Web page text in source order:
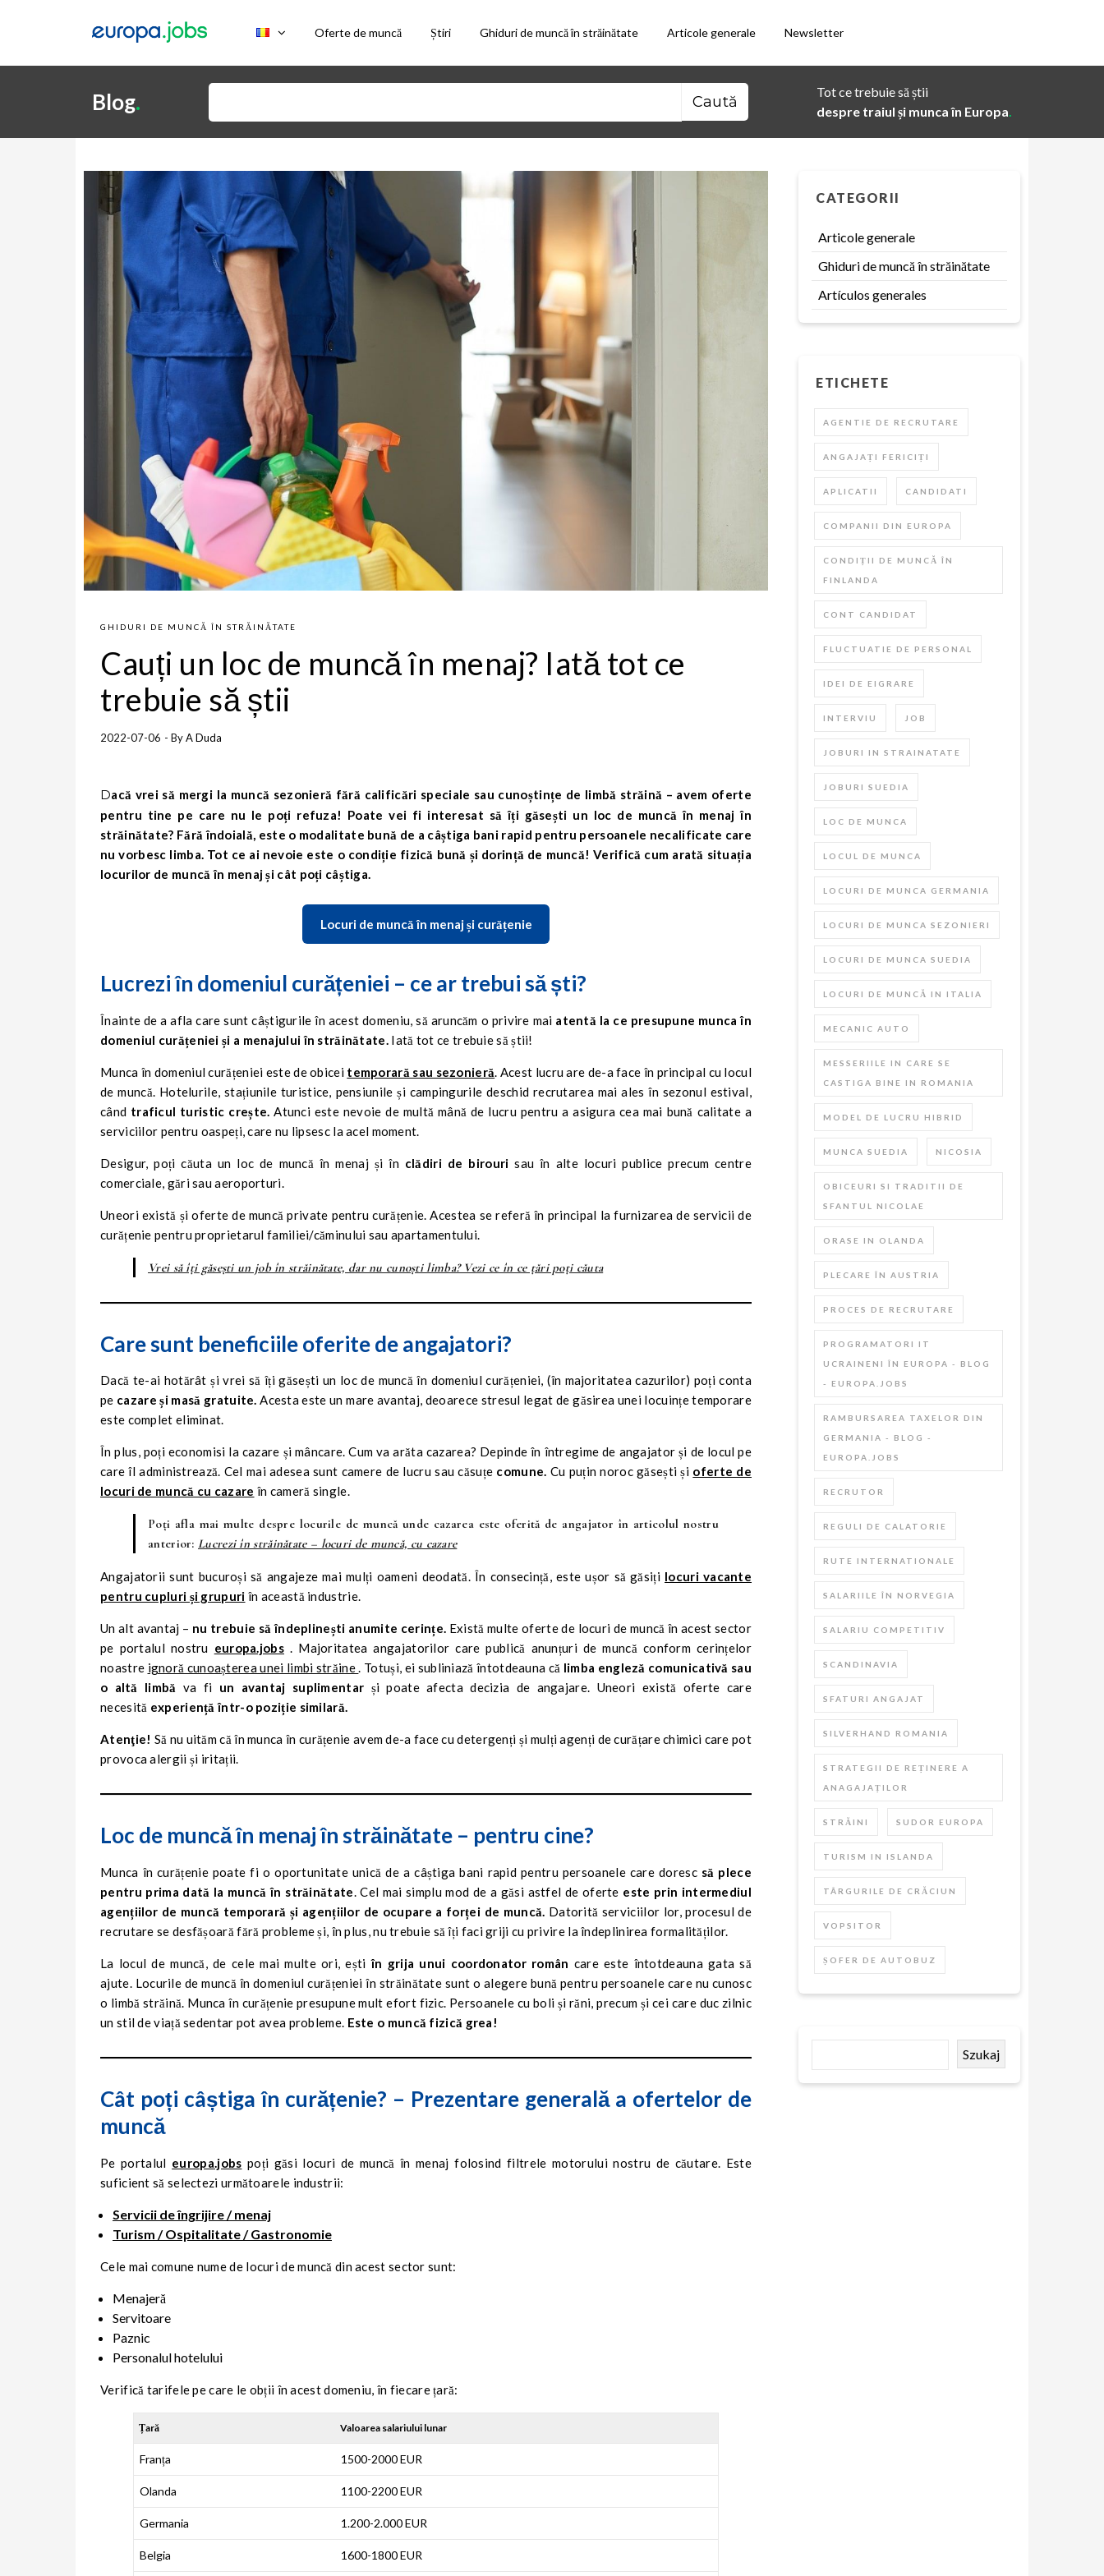
Oferte de muncă Știri Ghiduri de muncă în străinătate Articole generale Newsletter
Blog. Caută după:
Tot ce trebuie să știi
despre traiul și munca în Europa.
GHIDURI DE MUNCĂ ÎN STRĂINĂTATE
Cauți un loc de muncă în menaj? Iată tot ce
trebuie să știi
2022-07-06 - ByA Duda
Dacă vrei să mergi la muncă sezonieră fără calificări speciale sau cunoștințe de limbă străină – avem oferte
pentru tine pe care nu le poți refuza! Poate vei fi interesat să îți găsești un loc de muncă în menaj în
străinătate? Fără îndoială, este o modalitate bună de a câștiga bani rapid pentru persoanele necalificate care
nu vorbesc limba. Tot ce ai nevoie este o condiție fizică bună și dorință de muncă! Verifică cum arată situația
locurilor de muncă în menaj și cât poți câștiga.
Locuri de muncă în menaj și curățenie
Lucrezi în domeniul curățeniei – ce ar trebui să ști?
Înainte de a afla care sunt câștigurile în acest domeniu, să aruncăm o privire mai atentă la ce presupune munca în
domeniul curățeniei și a menajului în străinătate. Iată tot ce trebuie să știi!
Munca în domeniul curățeniei este de obicei temporară sau sezonieră. Acest lucru are de-a face în principal cu locul
de muncă. Hotelurile, stațiunile turistice, pensiunile și campingurile deschid recrutarea mai ales în sezonul estival,
când traficul turistic crește.Atunci este nevoie de multă mână de lucru pentru a asigura cea mai bună calitate a
serviciilor pentru oaspeți, care nu lipsesc la acel moment.
Desigur, poți căuta un loc de muncă în menaj și în clădiri de birouri sau în alte locuri publice precum centre
comerciale, gări sau aeroporturi.
Uneori există și oferte de muncă private pentru curățenie. Acestea se referă în principal la furnizarea de servicii de
curățenie pentru proprietarul familiei/căminului sau apartamentului.
Vrei să îți găsești un job în străinătate, dar nu cunoști limba? Vezi ce în ce țări poți căuta
Care sunt beneficiile oferite de angajatori?
Dacă te-ai hotărât și vrei să îți găsești un loc de muncă în domeniul curățeniei, (în majoritatea cazurilor) poți conta
pe cazare și masă gratuite.Acesta este un mare avantaj, deoarece stresul legat de găsirea unei locuințe temporare
este complet eliminat.
În plus, poți economisi la cazare și mâncare. Cum va arăta cazarea? Depinde în întregime de angajator și de locul pe
care îl administrează. Cel mai adesea sunt camere de lucru sau căsuțe comune. Cu puțin noroc găsești și oferte de
locuri de muncă cu cazare în cameră single.
Poți afla mai multe despre locurile de muncă unde cazarea este oferită de angajator în articolul nostru
anterior: Lucrezi în străinătate – locuri de muncă, cu cazare
Angajatorii sunt bucuroși să angajeze mai mulți oameni deodată. În consecință, este ușor să găsiți locuri vacante
pentru cupluri și grupuri în această industrie.
Un alt avantaj – nu trebuie să îndeplinești anumite cerințe. Există multe oferte de locuri de muncă în acest sector
pe portalul nostru europa.jobs . Majoritatea angajatorilor care publică anunțuri de muncă conform cerințelor
noastre ignoră cunoașterea unei limbi străine. Totuși, ei subliniază întotdeauna că limba engleză comunicativă sau
o altă limbă va fi un avantaj suplimentar și poate afecta decizia de angajare. Uneori există oferte care
necesită experiență într-o poziție similară.
Atenţie! Să nu uităm că în munca în curățenie avem de-a face cu detergenți și mulți agenți de curățare chimici care pot
provoca alergii și iritații.
Loc de muncă în menaj în străinătate – pentru cine?
Munca în curățenie poate fi o oportunitate unică de a câștiga bani rapid pentru persoanele care doresc să plece
pentru prima dată la muncă în străinătate. Cel mai simplu mod de a găsi astfel de oferte este prin intermediul
agențiilor de muncă temporară și agențiilor de ocupare a forței de muncă. Datorită serviciilor lor, procesul de
recrutare se desfășoară fără probleme și, în plus, nu trebuie să îți faci griji cu privire la îndeplinirea formalităților.
La locul de muncă, de cele mai multe ori, eștiîn grija unui coordonator român care este întotdeauna gata să
ajute. Locurile de muncă în domeniul curățeniei în străinătate sunt o alegere bună pentru persoanele care nu cunosc
o limbă străină. Munca în curățenie presupune mult efort fizic. Persoanele cu boli și răni, precum și cei care duc zilnic
un stil de viață sedentar pot avea probleme. Este o muncă fizică grea!
Cât poți câștiga în curățenie? – Prezentare generală a ofertelor de
muncă
Pe portalul europa.jobs poți găsi locuri de muncă în menaj folosind filtrele motorului nostru de căutare. Este
suficient să selectezi următoarele industrii:
Servicii de îngrijire / menaj
Turism / Ospitalitate / Gastronomie
Cele mai comune nume de locuri de muncă din acest sector sunt:
Menajeră
Servitoare
Paznic
Personalul hotelului
Verifică tarifele pe care le obții în acest domeniu, în fiecare țară:
Țară Valoarea salariului lunar
Franța 1500-2000 EUR
Olanda 1100-2200 EUR
Germania 1.200-2.000 EUR
Belgia 1600-1800 EUR
CATEGORII
Articole generale
Ghiduri de muncă în străinătate
Artículos generales
ETICHETE
AGENTIE DE RECRUTARE
ANGAJAȚI FERICIȚI
APLICATII CANDIDATI
COMPANII DIN EUROPA
CONDIȚII DE MUNCĂ ÎN
FINLANDA
CONT CANDIDAT
FLUCTUATIE DE PERSONAL
IDEI DE EIGRARE
INTERVIU JOB
JOBURI IN STRAINATATE
JOBURI SUEDIA
LOC DE MUNCA
LOCUL DE MUNCA
LOCURI DE MUNCA GERMANIA
LOCURI DE MUNCA SEZONIERI
LOCURI DE MUNCA SUEDIA
LOCURI DE MUNCĂ IN ITALIA
MECANIC AUTO
MESSERIILE IN CARE SE
CASTIGA BINE IN ROMANIA
MODEL DE LUCRU HIBRID
MUNCA SUEDIA NICOSIA
OBICEURI SI TRADITII DE
SFANTUL NICOLAE
ORASE IN OLANDA
PLECARE ÎN AUSTRIA
PROCES DE RECRUTARE
PROGRAMATORI IT
UCRAINENI ÎN EUROPA - BLOG
- EUROPA.JOBS
RAMBURSAREA TAXELOR DIN
GERMANIA - BLOG -
EUROPA.JOBS
RECRUTOR
REGULI DE CALATORIE
RUTE INTERNATIONALE
SALARIILE ÎN NORVEGIA
SALARIU COMPETITIV
SCANDINAVIA
SFATURI ANGAJAT
SILVERHAND ROMANIA
STRATEGII DE REȚINERE A
ANAGAJAȚILOR
STRĂINI SUDOR EUROPA
TURISM IN ISLANDA
TÂRGURILE DE CRĂCIUN
VOPSITOR
ȘOFER DE AUTOBUZ
Szukaj